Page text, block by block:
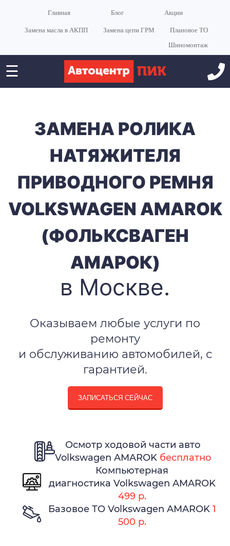
Главная Блог Акции
Замена масла в АКПП Замена цепи ГРМ
Плановое ТО
Шиномонтаж
☰
ЗАМЕНА РОЛИКА
НАТЯЖИТЕЛЯ
ПРИВОДНОГО РЕМНЯ
VOLKSWAGEN AMAROK
(ФОЛЬКСВАГЕН
АМАРОК)
в Москве.
Оказываем любые услуги по
ремонту
и обслуживанию автомобилей, с
гарантией.
ЗАПИСАТЬСЯ СЕЙЧАС
Осмотр ходовой части авто
Volkswagen AMAROK бесплатно
Компьютерная
диагностика Volkswagen AMAROK
499 р.
Базовое ТО Volkswagen AMAROK 1
500 р.